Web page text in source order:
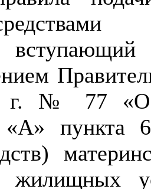
г. № 77 «О
«А» пункта
жилищных